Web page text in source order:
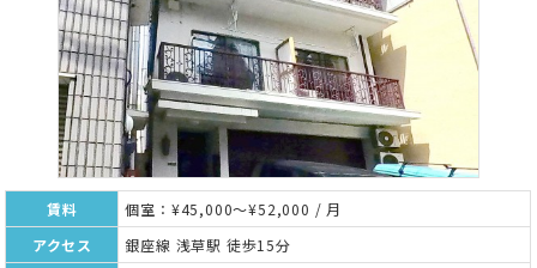
賃料
個室：¥45,000～¥52,000 / 月
アクセス
銀座線 浅草駅 徒歩15分